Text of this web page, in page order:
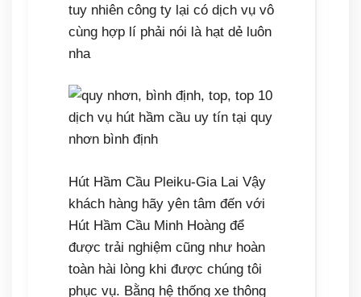
tuy nhiên công ty lại có dịch vụ vô
cùng hợp lí phải nói là hạt dẻ luôn
nha
Hút Hầm Cầu Pleiku-Gia Lai Vậy
khách hàng hãy yên tâm đến với
Hút Hầm Cầu Minh Hoàng để
được trải nghiệm cũng như hoàn
toàn hài lòng khi được chúng tôi
phục vụ. Bằng hệ thống xe thông